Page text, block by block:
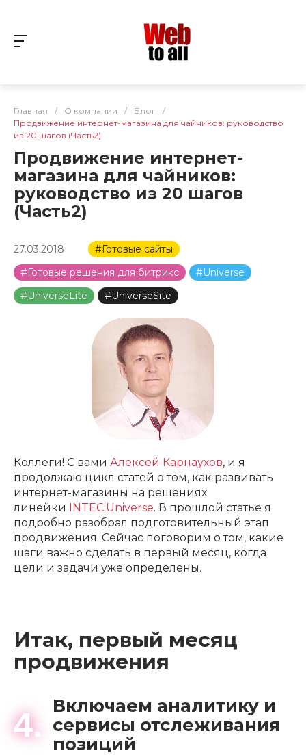
Главная / О компании / Блог
/
Продвижение интернет-магазина для чайников: руководство
из 20 шагов (Часть2)
Продвижение интернет-
магазина для чайников:
руководство из 20 шагов
(Часть2)
27.03.2018
#Готовые сайты
#Готовые решения для битрикс
#Universe
#UniverseLite
#UniverseSite
Коллеги! С вами Алексей Карнаухов, и я
продолжаю цикл статей о том, как развивать
интернет-магазины на решениях
линейки INTEC:Universe. В прошлой статье я
подробно разобрал подготовительный этап
продвижения. Сейчас поговорим о том, какие
шаги важно сделать в первый месяц, когда
цели и задачи уже определены.
Итак, первый месяц
продвижения
4.
Включаем аналитику и
сервисы отслеживания
позиций